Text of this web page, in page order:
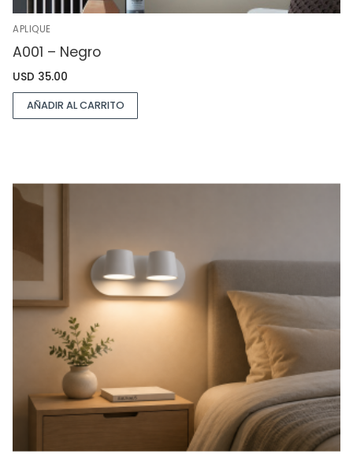
APLIQUE
A001 – Negro
USD 35.00
AÑADIR AL CARRITO